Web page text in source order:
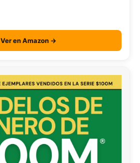
Ver en Amazon →